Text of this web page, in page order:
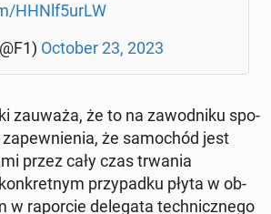
HHNlf5urLW
October 23, 2023
zauważa, że to na za­wod­ni­ku spo­
że sa­mo­chód jest
przez cały czas trwania
przy­pad­ku płyta w ob­
w ra­por­cie de­le­ga­ta tech­nicz­ne­go